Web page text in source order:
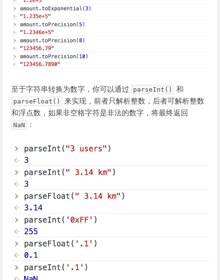
至于字符串转换为数字，你可以通过 parseInt() 和
parseFloat()
来实现，前者只解析整数，后者可解析整数
和浮点数，如果非空格字符是非法的数字，将最终返回
NaN ：